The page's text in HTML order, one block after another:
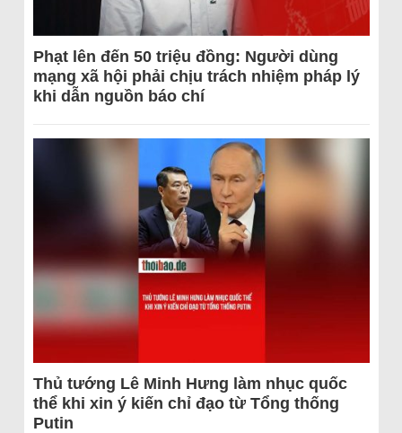
Phạt lên đến 50 triệu đồng: Người dùng
mạng xã hội phải chịu trách nhiệm pháp lý
khi dẫn nguồn báo chí
Thủ tướng Lê Minh Hưng làm nhục quốc
thể khi xin ý kiến chỉ đạo từ Tổng thống
Putin